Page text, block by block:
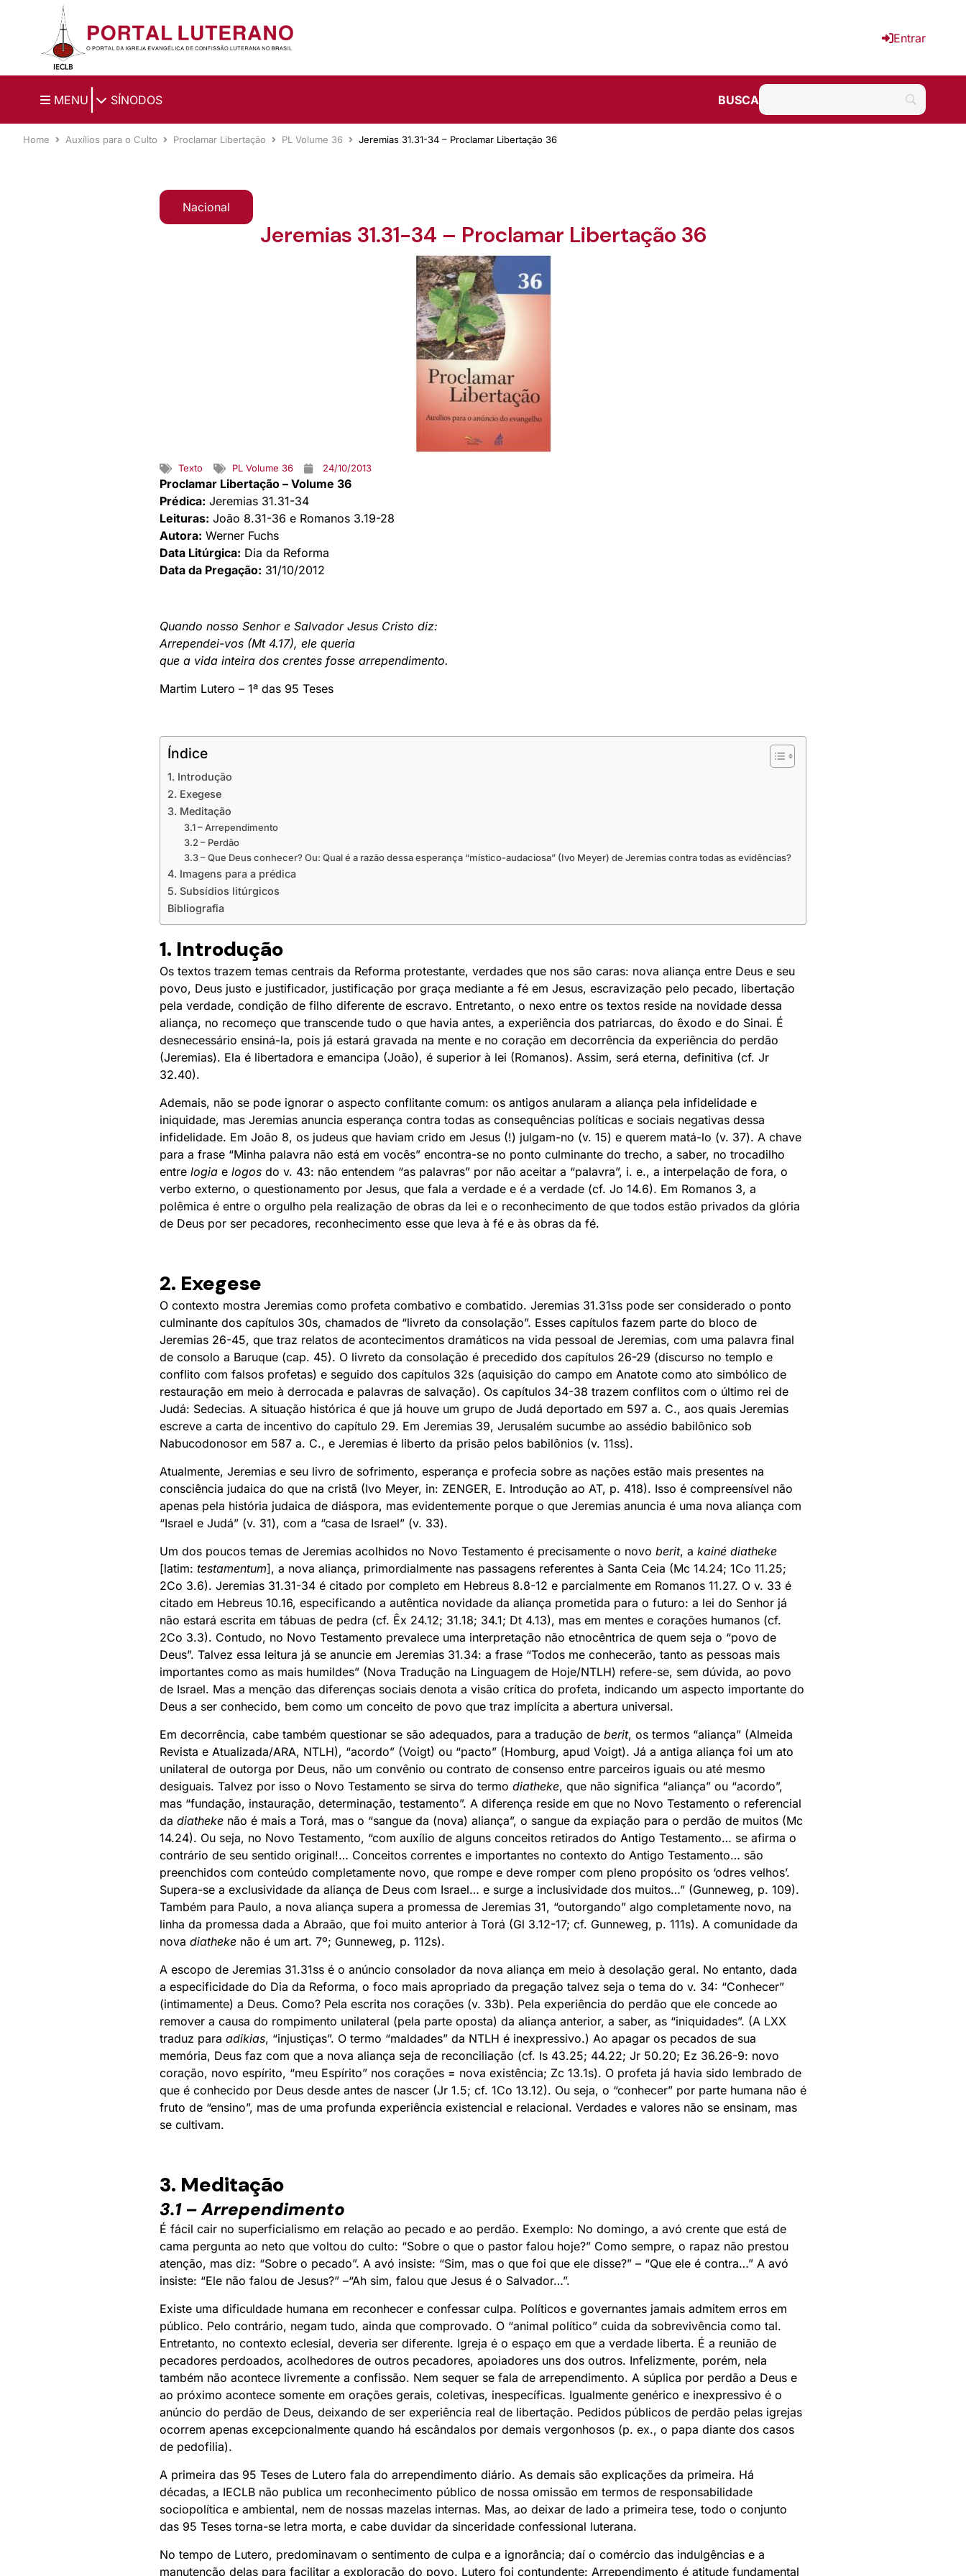
Ir para o conteúdo principal
Entrar
MENU SÍNODOS BUSCA
Home Auxílios para o Culto Proclamar Libertação PL Volume 36 Jeremias 31.31-34 – Proclamar Libertação 36
Nacional
Jeremias 31.31-34 – Proclamar Libertação 36
Texto PL Volume 36 24/10/2013
Proclamar Libertação – Volume 36
Prédica: Jeremias 31.31-34
Leituras: João 8.31-36 e Romanos 3.19-28
Autora: Werner Fuchs
Data Litúrgica: Dia da Reforma
Data da Pregação: 31/10/2012
Quando nosso Senhor e Salvador Jesus Cristo diz:
Arrependei-vos (Mt 4.17), ele queria
que a vida inteira dos crentes fosse arrependimento.
Martim Lutero – 1ª das 95 Teses
Índice
1. Introdução
2. Exegese
3. Meditação
3.1 – Arrependimento
3.2 – Perdão
3.3 – Que Deus conhecer? Ou: Qual é a razão dessa esperança “místico-audaciosa” (Ivo Meyer) de Jeremias contra todas as evidências?
4. Imagens para a prédica
5. Subsídios litúrgicos
Bibliografia
1. Introdução
Os textos trazem temas centrais da Reforma protestante, verdades que nos são caras: nova aliança entre Deus e seu
povo, Deus justo e justificador, justificação por graça mediante a fé em Jesus, escravização pelo pecado, libertação
pela verdade, condição de filho diferente de escravo. Entretanto, o nexo entre os textos reside na novidade dessa
aliança, no recomeço que transcende tudo o que havia antes, a experiência dos patriarcas, do êxodo e do Sinai. É
desnecessário ensiná-la, pois já estará gravada na mente e no coração em decorrência da experiência do perdão
(Jeremias). Ela é libertadora e emancipa (João), é superior à lei (Romanos). Assim, será eterna, definitiva (cf. Jr
32.40).
Ademais, não se pode ignorar o aspecto conflitante comum: os antigos anularam a aliança pela infidelidade e
iniquidade, mas Jeremias anuncia esperança contra todas as consequências políticas e sociais negativas dessa
infidelidade. Em João 8, os judeus que haviam crido em Jesus (!) julgam-no (v. 15) e querem matá-lo (v. 37). A chave
para a frase “Minha palavra não está em vocês” encontra-se no ponto culminante do trecho, a saber, no trocadilho
entre logia e logos do v. 43: não entendem “as palavras” por não aceitar a “palavra”, i. e., a interpelação de fora, o
verbo externo, o questionamento por Jesus, que fala a verdade e é a verdade (cf. Jo 14.6). Em Romanos 3, a
polêmica é entre o orgulho pela realização de obras da lei e o reconhecimento de que todos estão privados da glória
de Deus por ser pecadores, reconhecimento esse que leva à fé e às obras da fé.
2. Exegese
O contexto mostra Jeremias como profeta combativo e combatido. Jeremias 31.31ss pode ser considerado o ponto
culminante dos capítulos 30s, chamados de “livreto da consolação”. Esses capítulos fazem parte do bloco de
Jeremias 26-45, que traz relatos de acontecimentos dramáticos na vida pessoal de Jeremias, com uma palavra final
de consolo a Baruque (cap. 45). O livreto da consolação é precedido dos capítulos 26-29 (discurso no templo e
conflito com falsos profetas) e seguido dos capítulos 32s (aquisição do campo em Anatote como ato simbólico de
restauração em meio à derrocada e palavras de salvação). Os capítulos 34-38 trazem conflitos com o último rei de
Judá: Sedecias. A situação histórica é que já houve um grupo de Judá deportado em 597 a. C., aos quais Jeremias
escreve a carta de incentivo do capítulo 29. Em Jeremias 39, Jerusalém sucumbe ao assédio babilônico sob
Nabucodonosor em 587 a. C., e Jeremias é liberto da prisão pelos babilônios (v. 11ss).
Atualmente, Jeremias e seu livro de sofrimento, esperança e profecia sobre as nações estão mais presentes na
consciência judaica do que na cristã (Ivo Meyer, in: ZENGER, E. Introdução ao AT, p. 418). Isso é compreensível não
apenas pela história judaica de diáspora, mas evidentemente porque o que Jeremias anuncia é uma nova aliança com
“Israel e Judá” (v. 31), com a “casa de Israel” (v. 33).
Um dos poucos temas de Jeremias acolhidos no Novo Testamento é precisamente o novo berit, a kainé diatheke
[latim: testamentum], a nova aliança, primordialmente nas passagens referentes à Santa Ceia (Mc 14.24; 1Co 11.25;
2Co 3.6). Jeremias 31.31-34 é citado por completo em Hebreus 8.8-12 e parcialmente em Romanos 11.27. O v. 33 é
citado em Hebreus 10.16, especificando a autêntica novidade da aliança prometida para o futuro: a lei do Senhor já
não estará escrita em tábuas de pedra (cf. Êx 24.12; 31.18; 34.1; Dt 4.13), mas em mentes e corações humanos (cf.
2Co 3.3). Contudo, no Novo Testamento prevalece uma interpretação não etnocêntrica de quem seja o “povo de
Deus”. Talvez essa leitura já se anuncie em Jeremias 31.34: a frase “Todos me conhecerão, tanto as pessoas mais
importantes como as mais humildes” (Nova Tradução na Linguagem de Hoje/NTLH) refere-se, sem dúvida, ao povo
de Israel. Mas a menção das diferenças sociais denota a visão crítica do profeta, indicando um aspecto importante do
Deus a ser conhecido, bem como um conceito de povo que traz implícita a abertura universal.
Em decorrência, cabe também questionar se são adequados, para a tradução de berit, os termos “aliança” (Almeida
Revista e Atualizada/ARA, NTLH), “acordo” (Voigt) ou “pacto” (Homburg, apud Voigt). Já a antiga aliança foi um ato
unilateral de outorga por Deus, não um convênio ou contrato de consenso entre parceiros iguais ou até mesmo
desiguais. Talvez por isso o Novo Testamento se sirva do termo diatheke, que não significa “aliança” ou “acordo”,
mas “fundação, instauração, determinação, testamento”. A diferença reside em que no Novo Testamento o referencial
da diatheke não é mais a Torá, mas o “sangue da (nova) aliança”, o sangue da expiação para o perdão de muitos (Mc
14.24). Ou seja, no Novo Testamento, “com auxílio de alguns conceitos retirados do Antigo Testamento… se afirma o
contrário de seu sentido original!… Conceitos correntes e importantes no contexto do Antigo Testamento… são
preenchidos com conteúdo completamente novo, que rompe e deve romper com pleno propósito os ‘odres velhos’.
Supera-se a exclusividade da aliança de Deus com Israel… e surge a inclusividade dos muitos…” (Gunneweg, p. 109).
Também para Paulo, a nova aliança supera a promessa de Jeremias 31, “outorgando” algo completamente novo, na
linha da promessa dada a Abraão, que foi muito anterior à Torá (Gl 3.12-17; cf. Gunneweg, p. 111s). A comunidade da
nova diatheke não é um art. 7º; Gunneweg, p. 112s).
A escopo de Jeremias 31.31ss é o anúncio consolador da nova aliança em meio à desolação geral. No entanto, dada
a especificidade do Dia da Reforma, o foco mais apropriado da pregação talvez seja o tema do v. 34: “Conhecer”
(intimamente) a Deus. Como? Pela escrita nos corações (v. 33b). Pela experiência do perdão que ele concede ao
remover a causa do rompimento unilateral (pela parte oposta) da aliança anterior, a saber, as “iniquidades”. (A LXX
traduz para adikias, “injustiças”. O termo “maldades” da NTLH é inexpressivo.) Ao apagar os pecados de sua
memória, Deus faz com que a nova aliança seja de reconciliação (cf. Is 43.25; 44.22; Jr 50.20; Ez 36.26-9: novo
coração, novo espírito, “meu Espírito” nos corações = nova existência; Zc 13.1s). O profeta já havia sido lembrado de
que é conhecido por Deus desde antes de nascer (Jr 1.5; cf. 1Co 13.12). Ou seja, o “conhecer” por parte humana não é
fruto de “ensino”, mas de uma profunda experiência existencial e relacional. Verdades e valores não se ensinam, mas
se cultivam.
3. Meditação
3.1 – Arrependimento
É fácil cair no superficialismo em relação ao pecado e ao perdão. Exemplo: No domingo, a avó crente que está de
cama pergunta ao neto que voltou do culto: “Sobre o que o pastor falou hoje?” Como sempre, o rapaz não prestou
atenção, mas diz: “Sobre o pecado”. A avó insiste: “Sim, mas o que foi que ele disse?” – “Que ele é contra…” A avó
insiste: “Ele não falou de Jesus?” –“Ah sim, falou que Jesus é o Salvador…”.
Existe uma dificuldade humana em reconhecer e confessar culpa. Políticos e governantes jamais admitem erros em
público. Pelo contrário, negam tudo, ainda que comprovado. O “animal político” cuida da sobrevivência como tal.
Entretanto, no contexto eclesial, deveria ser diferente. Igreja é o espaço em que a verdade liberta. É a reunião de
pecadores perdoados, acolhedores de outros pecadores, apoiadores uns dos outros. Infelizmente, porém, nela
também não acontece livremente a confissão. Nem sequer se fala de arrependimento. A súplica por perdão a Deus e
ao próximo acontece somente em orações gerais, coletivas, inespecíficas. Igualmente genérico e inexpressivo é o
anúncio do perdão de Deus, deixando de ser experiência real de libertação. Pedidos públicos de perdão pelas igrejas
ocorrem apenas excepcionalmente quando há escândalos por demais vergonhosos (p. ex., o papa diante dos casos
de pedofilia).
A primeira das 95 Teses de Lutero fala do arrependimento diário. As demais são explicações da primeira. Há
décadas, a IECLB não publica um reconhecimento público de nossa omissão em termos de responsabilidade
sociopolítica e ambiental, nem de nossas mazelas internas. Mas, ao deixar de lado a primeira tese, todo o conjunto
das 95 Teses torna-se letra morta, e cabe duvidar da sinceridade confessional luterana.
No tempo de Lutero, predominavam o sentimento de culpa e a ignorância; daí o comércio das indulgências e a
manutenção delas para facilitar a exploração do povo. Lutero foi contundente: Arrependimento é atitude fundamental